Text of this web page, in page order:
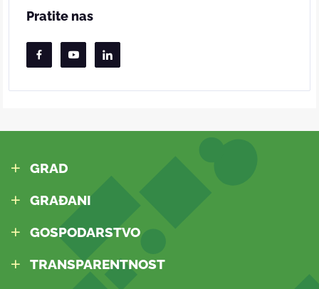
Pratite nas
GRAD
GRAĐANI
GOSPODARSTVO
TRANSPARENTNOST